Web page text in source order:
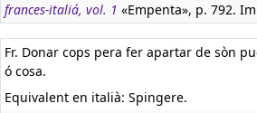
frances-italiá, vol. 1 «Empenta», p. 792.
Fr. Donar cops pera fer apartar de sòn
ó cosa.
Equivalent en italià: Spingere.